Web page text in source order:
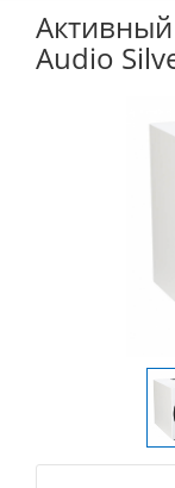
Audio